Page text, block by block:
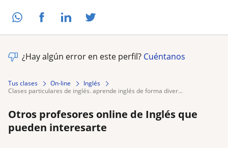
¿Hay algún error en este perfil? Cuéntanos
Tus clases On-line
Inglés
clases particulares de inglés. aprende inglés de forma diver...
Otros profesores online de Inglés que
pueden interesarte